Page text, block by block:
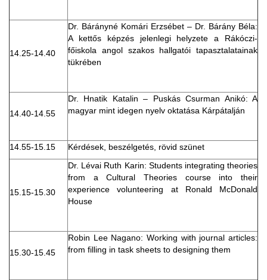
14.25-14.40
Dr. Bárányné Komári Erzsébet – Dr. Bárány Béla:
A kettős képzés jelenlegi helyzete a Rákóczi-
főiskola angol szakos hallgatói tapasztalatainak
tükrében
14.40-14.55
Dr. Hnatik Katalin – Puskás Csurman Anikó: A
magyar mint idegen nyelv oktatása Kárpátalján
14.55-15.15 Kérdések, beszélgetés, rövid szünet
15.15-15.30
Dr. Lévai Ruth Karin: Students integrating theories
from a Cultural Theories course into their
experience volunteering at Ronald McDonald
House
15.30-15.45
Robin Lee Nagano: Working with journal articles:
from filling in task sheets to designing them